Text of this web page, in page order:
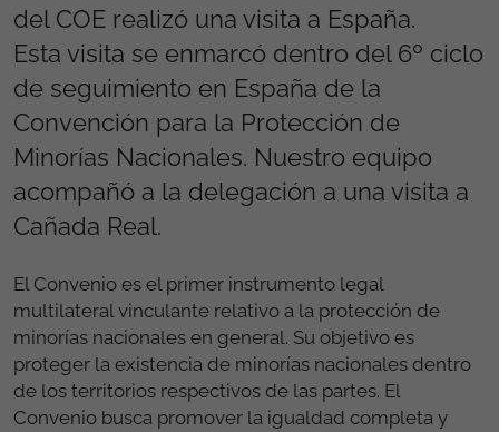
del COE realizó una visita a España.
Esta visita se enmarcó dentro del 6º ciclo
de seguimiento en España de la
Convención para la Protección de
Minorías Nacionales. Nuestro equipo
acompañó a la delegación a una visita a
Cañada Real.
El Convenio es el primer instrumento legal
multilateral vinculante relativo a la protección de
minorías nacionales en general. Su objetivo es
proteger la existencia de minorías nacionales dentro
de los territorios respectivos de las partes. El
Convenio busca promover la igualdad completa y